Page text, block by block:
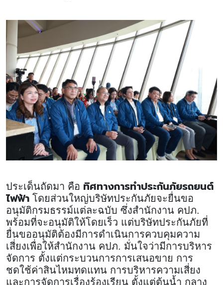
ประเด็นถัดมา คือ ทิศทางการทำประกันภัยรถยนต์
ไฟฟ้า โดยส่วนใหญ่บริษัทประกันภัยจะยื่นขอ
อนุมัติกรมธรรม์แต่ละฉบับ ซึ่งสำนักงาน คปภ.
พร้อมที่จะอนุมัติให้โดยเร็ว แต่บริษัทประกันภัยที่
ยื่นขออนุมัติต้องมีการดำเนินการควบคุมความ
เสี่ยงเพื่อให้สำนักงาน คปภ. มั่นใจว่ามีการบริหาร
จัดการ ตั้งแต่กระบวนการการเสนอขาย การ
ชดใช้ค่าสินไหมทดแทน การบริหารความเสี่ยง
และการจัดการเรื่องร้องเรียน ตั้งแต่ต้นน้ำ กลาง